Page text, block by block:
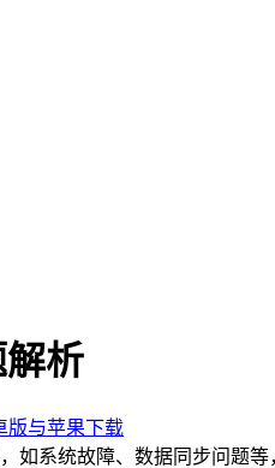
析
版与苹果下载
如系统故障、数据同步问题